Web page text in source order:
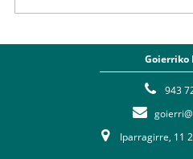
Goierriko
943
Iparragirre, 11